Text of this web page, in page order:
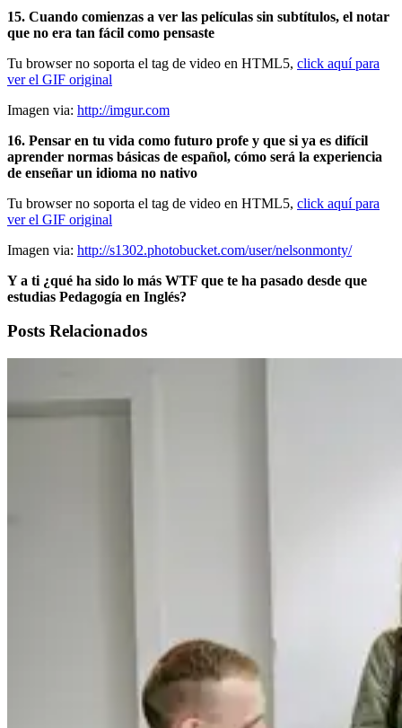
15. Cuando comienzas a ver las películas sin subtítulos, el notar
que no era tan fácil como pensaste
Tu browser no soporta el tag de video en HTML5, click aquí para
ver el GIF original
Imagen via: http://imgur.com
16. Pensar en tu vida como futuro profe y que si ya es difícil
aprender normas básicas de español, cómo será la experiencia
de enseñar un idioma no nativo
Tu browser no soporta el tag de video en HTML5, click aquí para
ver el GIF original
Imagen via: http://s1302.photobucket.com/user/nelsonmonty/
Y a ti ¿qué ha sido lo más WTF que te ha pasado desde que
estudias Pedagogía en Inglés?
Posts Relacionados